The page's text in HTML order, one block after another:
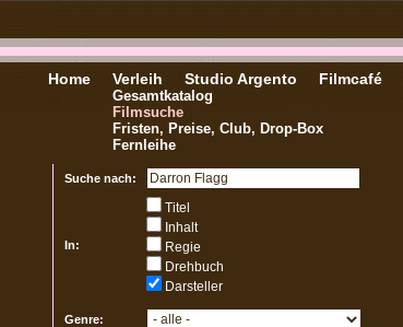
Home Verleih
Gesamtkatalog
Filmsuche
Fristen, Preise, Club, Drop-Box
Fernleihe
Studio Argento Filmcafé
Suche nach:
In:
Titel
Inhalt
Regie
Drehbuch
Darsteller
Genre: